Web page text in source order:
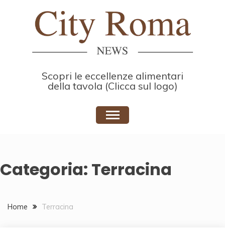
Scopri le eccellenze alimentari
della tavola (Clicca sul logo)
Categoria: Terracina
Home Terracina